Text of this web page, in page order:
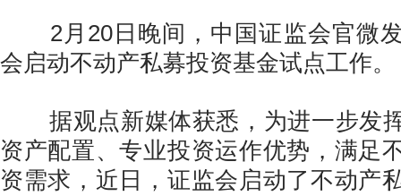
2月20日晚间，中国证监会官微
会启动不动产私募投资基金试点工作。
据观点新媒体获悉，为进一步发
资产配置、专业投资运作优势，满足
资需求，近日，证监会启动了不动产